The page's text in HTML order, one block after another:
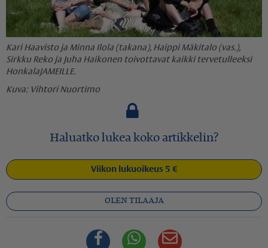
Kari Haavisto ja Minna Ilola (takana), Haippi Mäkitalo (vas.),
Sirkku Reko ja Juha Haikonen toivottavat kaikki tervetulleeksi
HonkalaJAMEILLE.
Vihtori Nuortimo
Haluatko lukea koko artikkelin?
Viikon lukuoikeus 5 €
OLEN TILAAJA
FacebookWhatsappSähköposti